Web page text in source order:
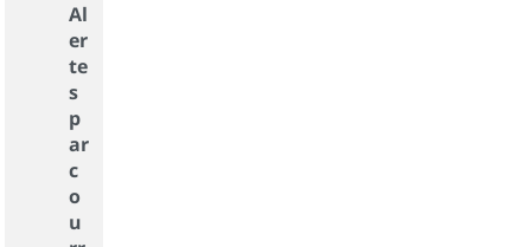
Al
er
te
s
p
ar
c
o
u